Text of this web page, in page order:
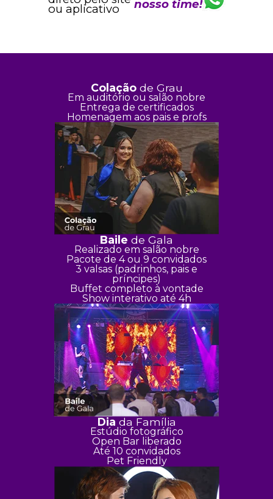
ou aplicativo nosso time!
Colaçãode Grau
Em auditório ou salão nobre
Entrega de certificados
Homenagem aos pais e profs
Baile de Gala
Realizado em salão nobre
Pacote de 4 ou 9 convidados
3 valsas (padrinhos, pais e
príncipes)
Buffet completo à vontade
Show interativo até 4h
Dia da Família
Estúdio fotográfico
Open Bar liberado
Até 10 convidados
Pet Friendly